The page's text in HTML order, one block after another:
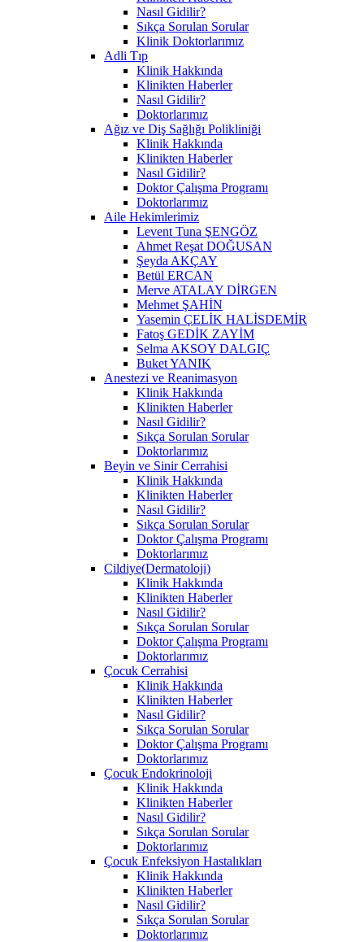
Nasıl Gidilir?
Sıkça Sorulan Sorular
Klinik Doktorlarımız
Adli Tıp
Klinik Hakkında
Klinikten Haberler
Nasıl Gidilir?
Doktorlarımız
Ağız ve Diş Sağlığı Polikliniği
Klinik Hakkında
Klinikten Haberler
Nasıl Gidilir?
Doktor Çalışma Programı
Doktorlarımız
Aile Hekimlerimiz
Levent Tuna ŞENGÖZ
Ahmet Reşat DOĞUSAN
Şeyda AKÇAY
Betül ERCAN
Merve ATALAY DİRGEN
Mehmet ŞAHİN
Yasemin ÇELİK HALİSDEMİR
Fatoş GEDİK ZAYİM
Selma AKSOY DALGIÇ
Buket YANIK
Anestezi ve Reanimasyon
Klinik Hakkında
Klinikten Haberler
Nasıl Gidilir?
Sıkça Sorulan Sorular
Doktorlarımız
Beyin ve Sinir Cerrahisi
Klinik Hakkında
Klinikten Haberler
Nasıl Gidilir?
Sıkça Sorulan Sorular
Doktor Çalışma Programı
Doktorlarımız
Cildiye(Dermatoloji)
Klinik Hakkında
Klinikten Haberler
Nasıl Gidilir?
Sıkça Sorulan Sorular
Doktor Çalışma Programı
Doktorlarımız
Çocuk Cerrahisi
Klinik Hakkında
Klinikten Haberler
Nasıl Gidilir?
Sıkça Sorulan Sorular
Doktor Çalışma Programı
Doktorlarımız
Çocuk Endokrinoloji
Klinik Hakkında
Klinikten Haberler
Nasıl Gidilir?
Sıkça Sorulan Sorular
Doktorlarımız
Çocuk Enfeksiyon Hastalıkları
Klinik Hakkında
Klinikten Haberler
Nasıl Gidilir?
Sıkça Sorulan Sorular
Doktorlarımız